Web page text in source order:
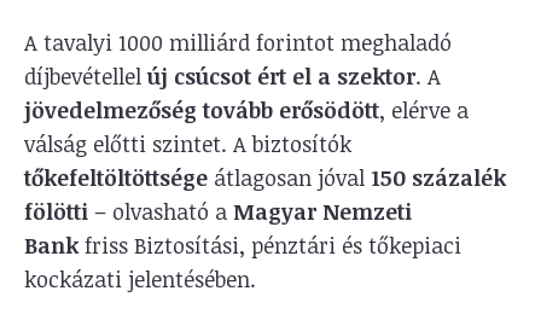
A tavalyi 1000 milliárd forintot meghaladó
díjbevétellelúj csúcsot ért el a szektor. A
jövedelmezőség tovább erősödött, elérve a
válság előtti szintet. A biztosítók
tőkefeltöltöttsége átlagosan jóval 150 százalék
fölötti – olvasható a Magyar Nemzeti
Bankfriss Biztosítási, pénztári és tőkepiaci
kockázati jelentésében.